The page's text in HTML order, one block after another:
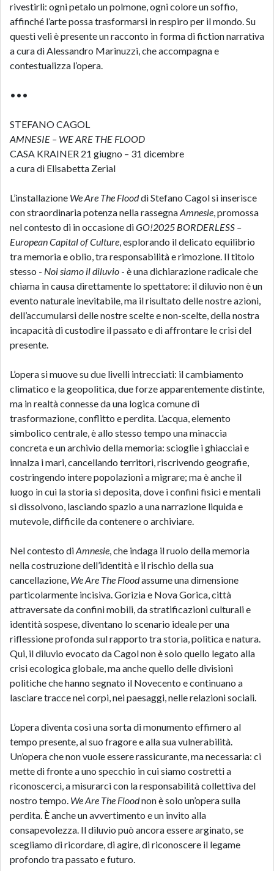
rivestirli: ogni petalo un polmone, ogni colore un soffio,
affinché l’arte possa trasformarsi in respiro per il mondo. Su
questi veli è presente un racconto in forma di fiction narrativa
a cura di Alessandro Marinuzzi, che accompagna e
contestualizza l’opera.
•••
STEFANO CAGOL
AMNESIE – WE ARE THE FLOOD
CASA KRAINER 21 giugno – 31 dicembre
a cura di Elisabetta Zerial
L’installazione We Are The Flooddi Stefano Cagol si inserisce
con straordinaria potenza nella rassegnaAmnesie, promossa
nel contesto di in occasione diGO!2025 BORDERLESS –
European Capital of Culture, esplorando il delicato equilibrio
tra memoria e oblio, tra responsabilità e rimozione. Il titolo
stesso - Noi siamo il diluvio - è una dichiarazione radicale che
chiama in causa direttamente lo spettatore: il diluvio non è un
evento naturale inevitabile, ma il risultato delle nostre azioni,
dell’accumularsi delle nostre scelte e non-scelte, della nostra
incapacità di custodire il passato e di affrontare le crisi del
presente.
L’opera si muove su due livelli intrecciati: il cambiamento
climatico e la geopolitica, due forze apparentemente distinte,
ma in realtà connesse da una logica comune di
trasformazione, conflitto e perdita. L’acqua, elemento
simbolico centrale, è allo stesso tempo una minaccia
concreta e un archivio della memoria: scioglie i ghiacciai e
innalza i mari, cancellando territori, riscrivendo geografie,
costringendo intere popolazioni a migrare; ma è anche il
luogo in cui la storia si deposita, dove i confini fisici e mentali
si dissolvono, lasciando spazio a una narrazione liquida e
mutevole, difficile da contenere o archiviare.
Nel contesto diAmnesie, che indaga il ruolo della memoria
nella costruzione dell’identità e il rischio della sua
cancellazione, We Are The Floodassume una dimensione
particolarmente incisiva. Gorizia e Nova Gorica, città
attraversate da confini mobili, da stratificazioni culturali e
identità sospese, diventano lo scenario ideale per una
riflessione profonda sul rapporto tra storia, politica e natura.
Qui, il diluvio evocato da Cagol non è solo quello legato alla
crisi ecologica globale, ma anche quello delle divisioni
politiche che hanno segnato il Novecento e continuano a
lasciare tracce nei corpi, nei paesaggi, nelle relazioni sociali.
L’opera diventa così una sorta di monumento effimero al
tempo presente, al suo fragore e alla sua vulnerabilità.
Un’opera che non vuole essere rassicurante, ma necessaria: ci
mette di fronte a uno specchio in cui siamo costretti a
riconoscerci, a misurarci con la responsabilità collettiva del
nostro tempo. We Are The Floodnon è solo un’opera sulla
perdita. È anche un avvertimento e un invito alla
consapevolezza. Il diluvio può ancora essere arginato, se
scegliamo di ricordare, di agire, di riconoscere il legame
profondo tra passato e futuro.